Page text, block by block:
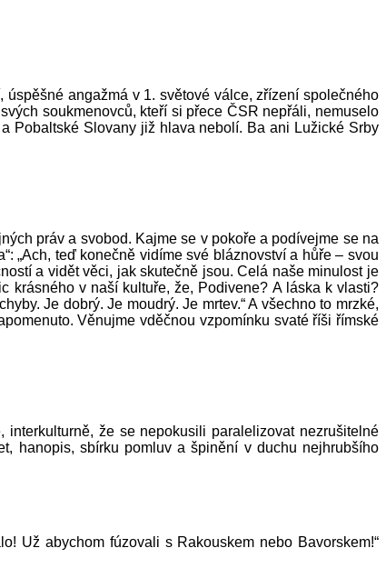
angažmá v 1. světové válce, zřízení společného
soukmenovců, kteří si přece ČSR nepřáli, nemuselo
Pobaltské Slovany již hlava nebolí. Ba ani Lužické Srby
práv a svobod. Kajme se v pokoře a podívejme se na
„Ach, teď konečně vidíme své bláznovství a hůře – svou
a vidět věci, jak skutečně jsou. Celá naše minulost je
krásného v naší kultuře, že, Podivene? A láska k vlasti?
Je dobrý. Je moudrý. Je mrtev.“ A všechno to mrzké,
Věnujme vděčnou vzpomínku svaté říši římské
že se nepokusili paralelizovat nezrušitelné
hanopis, sbírku pomluv a špinění v duchu nejhrubšího
Už abychom fúzovali s Rakouskem nebo Bavorskem!“